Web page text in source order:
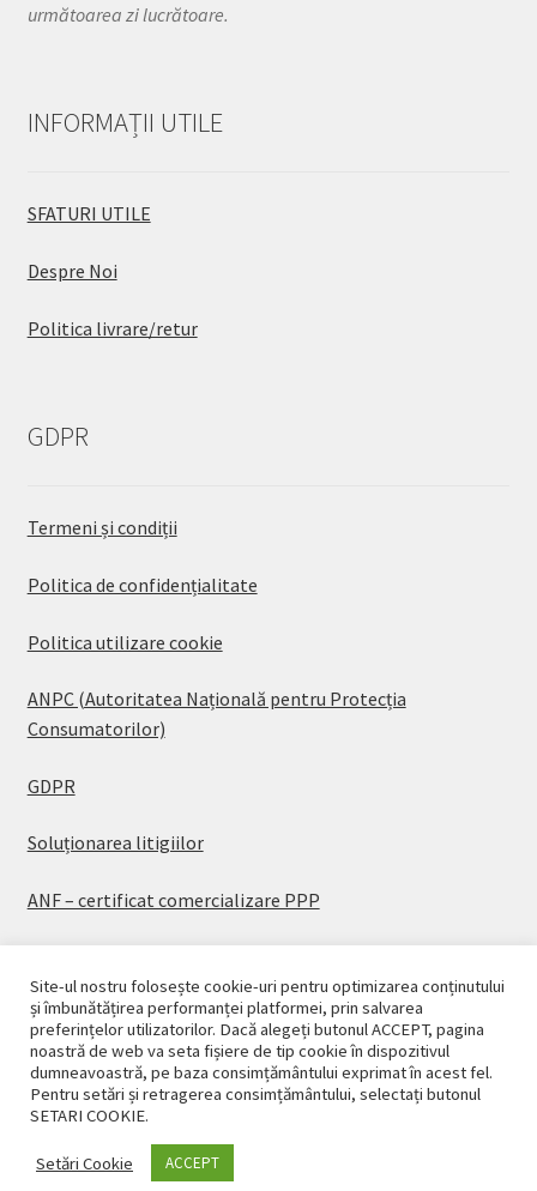
următoarea zi lucrătoare.
INFORMAȚII UTILE
SFATURI UTILE
Despre Noi
Politica livrare/retur
GDPR
Termeni și condiții
Politica de confidențialitate
Politica utilizare cookie
ANPC (Autoritatea Națională pentru Protecția
Consumatorilor)
GDPR
Soluționarea litigiilor
ANF – certificat comercializare PPP
© CASAPLANT 2026
Politică de confidențialitate
Site-ul nostru folosește cookie-uri pentru optimizarea conținutului
și îmbunătățirea performanței platformei, prin salvarea
preferințelor utilizatorilor. Dacă alegeți butonul ACCEPT, pagina
noastră de web va seta fișiere de tip cookie în dispozitivul
dumneavoastră, pe baza consimțământului exprimat în acest fel.
Pentru setări și retragerea consimțământului, selectați butonul
SETARI COOKIE.
Setări Cookie ACCEPT